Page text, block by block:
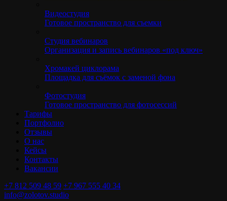
Видеостудия
Готовое пространство для съемки
Студия вебинаров
Организация и запись вебинаров «под ключ»
Хромакей циклорама
Площадка для съёмок с заменой фона
Фотостудия
Готовое пространство для фотосессий
Тарифы
Портфолио
Отзывы
О нас
Кейсы
Контакты
Вакансии
+7 812 509 48 59 +7 967 555 40 34
info@zolotov.studio